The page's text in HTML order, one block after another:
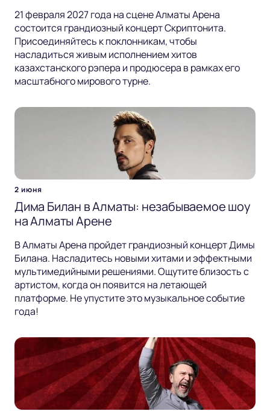
21 февраля 2027 года на сцене Алматы Арена
состоится грандиозный концерт Скриптонита.
Присоединяйтесь к поклонникам, чтобы
насладиться живым исполнением хитов
казахстанского рэпера и продюсера в рамках его
масштабного мирового турне.
2 июня
Дима Билан в Алматы: незабываемое шоу
на Алматы Арене
В Алматы Арена пройдет грандиозный концерт Димы
Билана. Насладитесь новыми хитами и эффектными
мультимедийными решениями. Ощутите близость с
артистом, когда он появится на летающей
платформе. Не упустите это музыкальное событие
года!